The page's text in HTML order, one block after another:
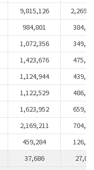
9,815,126
984,801
1,072,356
1,423,676
1,124,944
1,122,529
1,623,952
2,169,211
459,284
37,686